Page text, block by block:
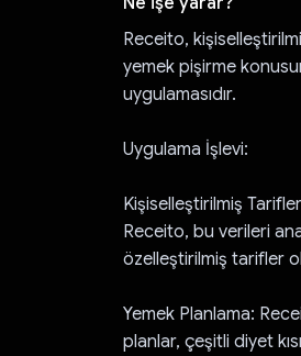
Receito,
yemek pişirme
uygulamasıdır.
Uygulama İşlevi:
Kişiselleştirilmiş
Receito, bu verileri
özelleştirilmiş tarifler
Yemek Planlama:
planlar, çeşitli diyet